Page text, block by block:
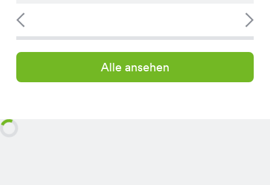
Alle ansehen